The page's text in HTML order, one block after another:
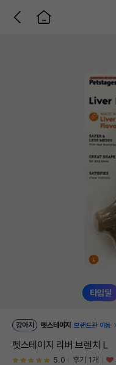
타임딜
강아지 펫스테이지 브랜드관 이동
펫스테이지 리버 브렌치 L
5.0 후기 1개